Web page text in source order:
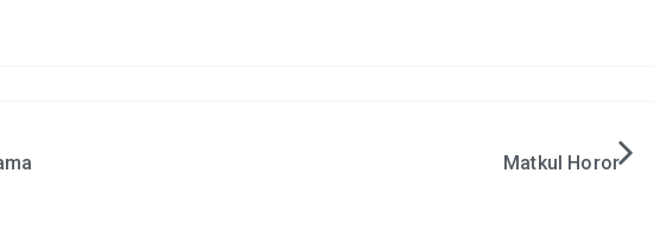
Matkul Horor